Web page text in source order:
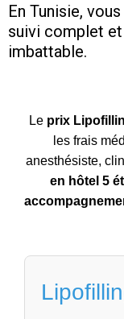
En Tunisie,
suivi complet et
imbattable.
Le prix
les frais
anesthésiste,
en hôtel 5